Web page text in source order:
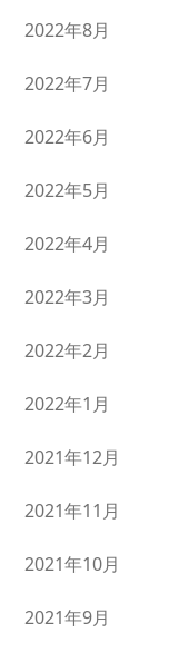
2022年8月
2022年7月
2022年6月
2022年5月
2022年4月
2022年3月
2022年2月
2022年1月
2021年12月
2021年11月
2021年10月
2021年9月